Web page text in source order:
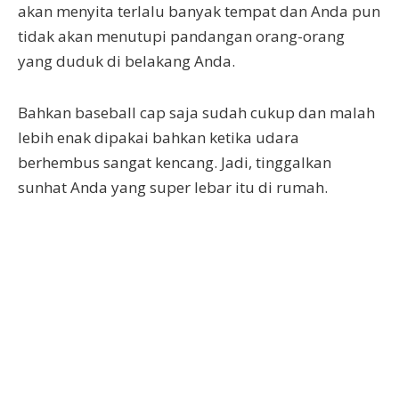
akan menyita terlalu banyak tempat dan Anda pun
tidak akan menutupi pandangan orang-orang
yang duduk di belakang Anda.
Bahkan baseball cap saja sudah cukup dan malah
lebih enak dipakai bahkan ketika udara
berhembus sangat kencang. Jadi, tinggalkan
sunhat Anda yang super lebar itu di rumah.